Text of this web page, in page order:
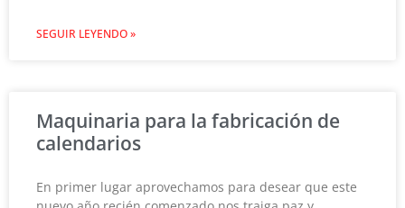
SEGUIR LEYENDO »
Maquinaria para la fabricación de
calendarios
En primer lugar aprovechamos para desear que este